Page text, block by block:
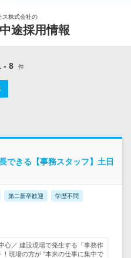
ス株式会社の
途採用情報
- 8 件
できる【事務スタッフ】土日
第二新卒歓迎 学歴不問
心／ 建設現場で発生する「事務作
現場の方が “本来の仕事に集中で